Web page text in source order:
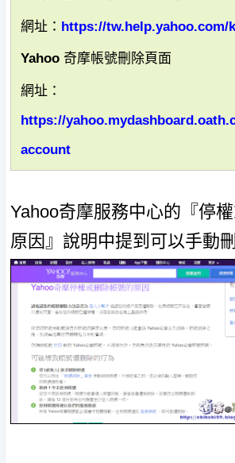
網址： https://tw.help.yahoo.com/
Yahoo 奇摩帳號刪除頁面
網址：
https://
account
Yahoo奇摩服務中心的『停
原因』說明中提到可以手動